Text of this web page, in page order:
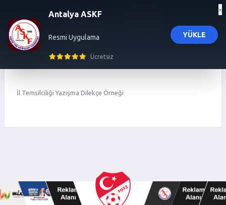
×
Antalya ASKF
Resmi Uygulama
Ücretsiz
YÜKLE
trendyol influencer başvuru
İl Temsilciliği Yazışma Dilekçe Örneği